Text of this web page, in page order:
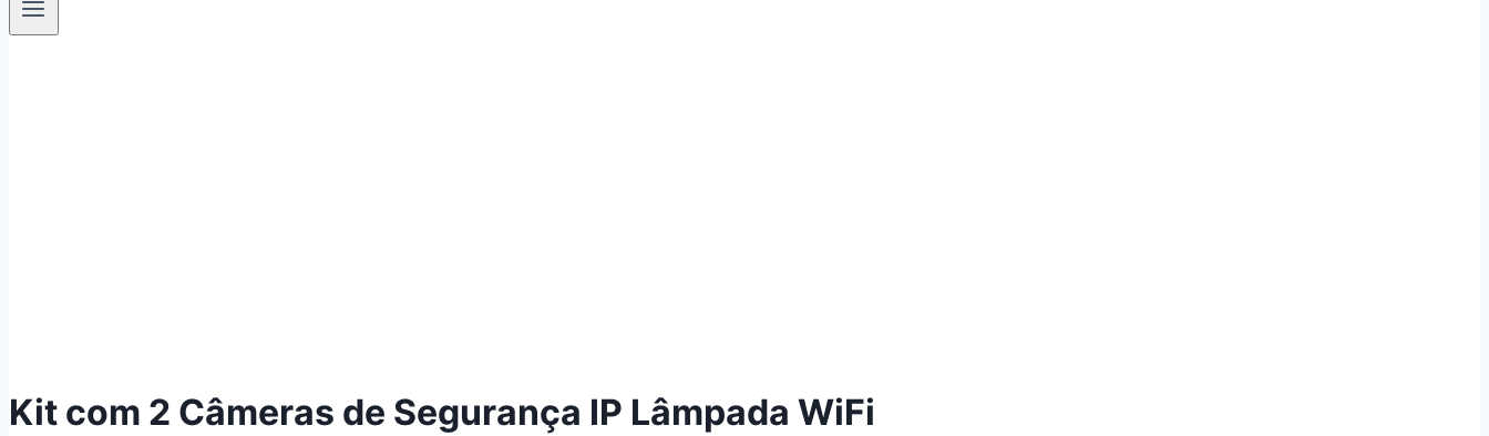
Kit com 2 Câmeras de Segurança IP Lâmpada WiFi